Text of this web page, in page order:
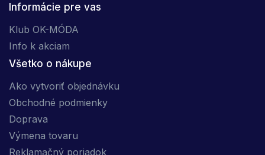
Informácie pre vas
Klub OK-MÓDA
Info k akciam
Všetko o nákupe
Ako vytvoriť objednávku
Obchodné podmienky
Doprava
Výmena tovaru
Reklamačný poriadok